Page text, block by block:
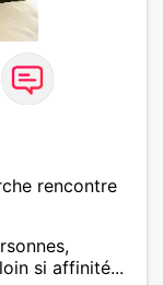
rencontre
si affinité...